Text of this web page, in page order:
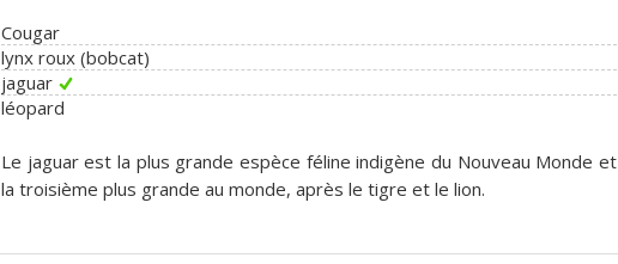
Cougar
lynx roux (bobcat)
jaguar
léopard
Le jaguar est la plus grande espèce féline indigène du Nouveau Monde et
la troisième plus grande au monde, après le tigre et le lion.